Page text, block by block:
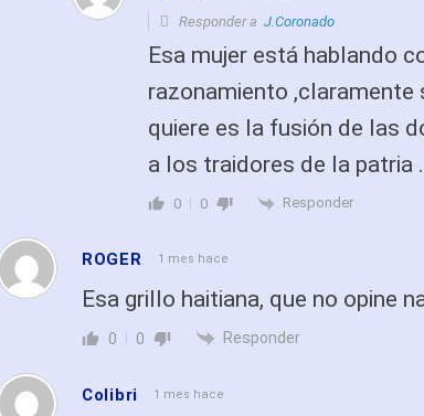
Responder a J.Coronado
Esa mujer está hablando
razonamiento ,claramente
quiere es la fusión de las
a los traidores de la patria .
0 0 Responder
ROGER 1 mes hace
Esa grillo haitiana, que no opine
0 0 Responder
Colibri 1 mes hace